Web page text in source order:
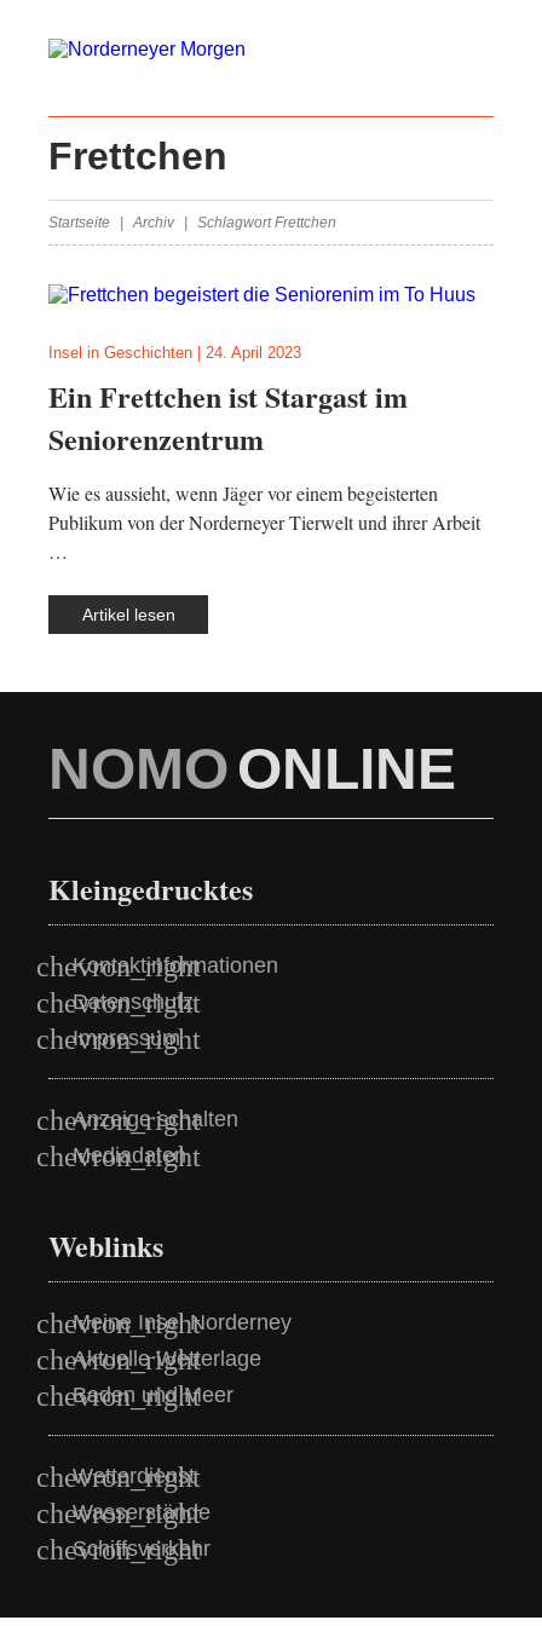
Frettchen
Startseite Archiv Schlagwort Frettchen
Insel in Geschichten 24. April 2023
Ein Frettchen ist Stargast im
Seniorenzentrum
Wie es aussieht, wenn Jäger vor einem begeisterten
Publikum von der Norderneyer Tierwelt und ihrer Arbeit
…
Artikel lesen
NOMOONLINE
Kleingedrucktes
Kontaktinformationen
Datenschutz
Impressum
Anzeige schalten
Mediadaten
Weblinks
Meine Insel Norderney
Aktuelle Wetterlage
Baden und Meer
Wetterdienst
Wasserstände
Schiffsverkehr